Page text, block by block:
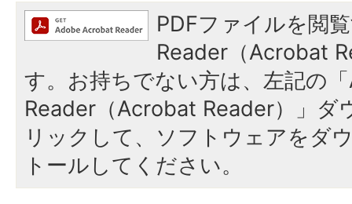
PDFファイルを閲
Reader（Acrobat
す。お持ちでない方は、左記の
Reader（Acrobat Reader）」ダ
リックして、ソフトウェアをダ
トールしてください。